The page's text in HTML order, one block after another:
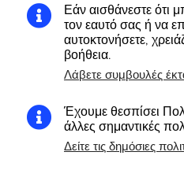

Εάν αισθάνεστε ότι
τον εαυτό σας ή να
αυτοκτονήσετε,
βοήθεια.
Λάβετε συμβουλές

Έχουμε θεσπίσει
άλλες σημαντικές
Δείτε τις δημόσιες